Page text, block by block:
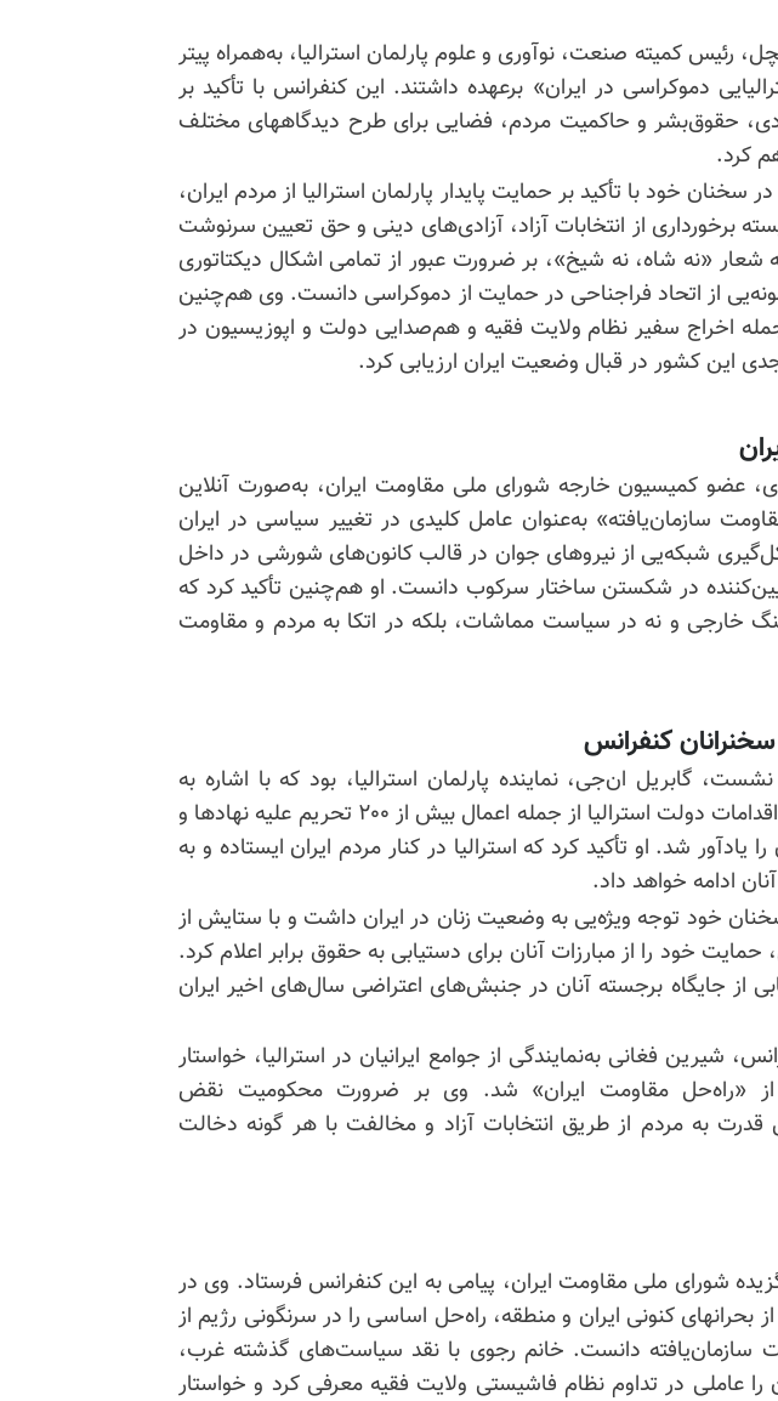
رئیس کمیته صنعت، نوآوری و علوم پارلمان استرالیا، به‌همراه پیتر
دموکراسی در ایران» برعهده داشتند. این کنفرانس با تأکید بر
حقوق‌بشر و حاکمیت مردم، فضایی برای طرح دیدگاههای مختلف
کرد.
خود با تأکید بر حمایت پایدار پارلمان استرالیا از مردم ایران،
برخورداری از انتخابات آزاد، آزادی‌های دینی و حق تعیین سرنوشت
«نه شاه، نه شیخ»، بر ضرورت عبور از تمامی اشکال دیکتاتوری
از اتحاد فراجناحی در حمایت از دموکراسی دانست. وی هم‌چنین
جمله اخراج سفیر نظام ولایت فقیه و هم‌صدایی دولت و اپوزیسیون در
جدی این کشور در قبال وضعیت ایران ارزیابی کرد.
عضو کمیسیون خارجه شورای ملی مقاومت ایران، به‌صورت آنلاین
سازمان‌یافته» به‌عنوان عامل کلیدی در تغییر سیاسی در ایران
شبکه‌یی از نیروهای جوان در قالب کانون‌های شورشی در داخل
در شکستن ساختار سرکوب دانست. او هم‌چنین تأکید کرد که
خارجی و نه در سیاست مماشات، بلکه در اتکا به مردم و مقاومت
کنفرانس
گابریل ان‌جی، نماینده پارلمان استرالیا، بود که با اشاره به
سرکوب اعتراضات در ایران، اقدامات دولت استرالیا از جمله اعمال بیش از ۲۰۰ تحریم علیه نهادها و
را یادآور شد. او تأکید کرد که استرالیا در کنار مردم ایران ایستاده و به
ادامه خواهد داد.
خود توجه ویژه‌یی به وضعیت زنان در ایران داشت و با ستایش از
خود را از مبارزات آنان برای دستیابی به حقوق برابر اعلام کرد.
از جایگاه برجسته آنان در جنبش‌های اعتراضی سال‌های اخیر ایران
شیرین فغانی به‌نمایندگی از جوامع ایرانیان در استرالیا، خواستار
از «راه‌حل مقاومت ایران» شد. وی بر ضرورت محکومیت نقض
قدرت به مردم از طریق انتخابات آزاد و مخالفت با هر گونه دخالت
شورای ملی مقاومت ایران، پیامی به این کنفرانس فرستاد. وی در
بحرانهای کنونی ایران و منطقه، راه‌حل اساسی را در سرنگونی رژیم از
سازمان‌یافته دانست. خانم رجوی با نقد سیاست‌های گذشته غرب،
عاملی در تداوم نظام فاشیستی ولایت فقیه معرفی کرد و خواستار